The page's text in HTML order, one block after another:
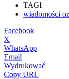
TAGI
wiadomości
Facebook
X
WhatsApp
Email
Wydrukować
Copy URL